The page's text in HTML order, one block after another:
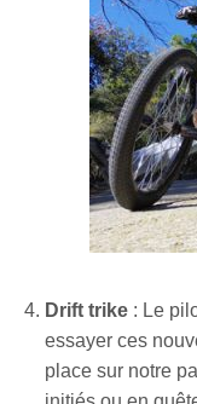
Drift trike : Le
essayer ces
place sur notre